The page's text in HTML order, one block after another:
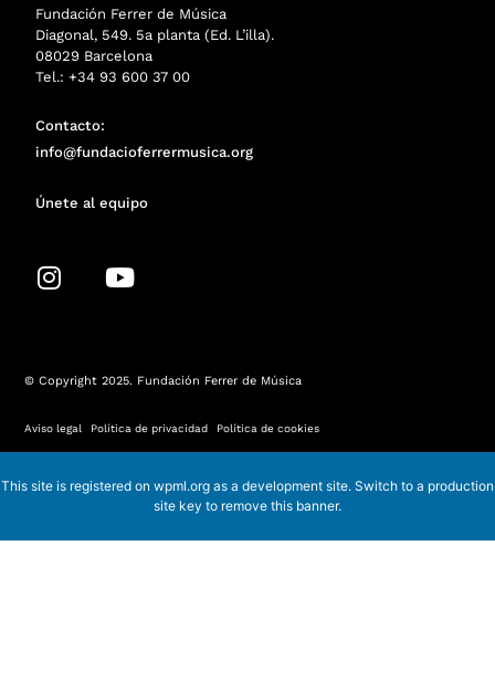
Fundación Ferrer de Música
Diagonal, 549. 5a planta (Ed. L’illa).
08029 Barcelona
Tel.: +34 93 600 37 00
Contacto:
info@fundacioferrermusica.org
Únete al equipo
I
a
r
a
m
Y
u
e
© Copyright 2025. Fundación Ferrer de Música
Aviso legal Política de privacidad Política de cookies
This site is registered on wpml.org as a development site. Switch to a production
site key to remove this banner.